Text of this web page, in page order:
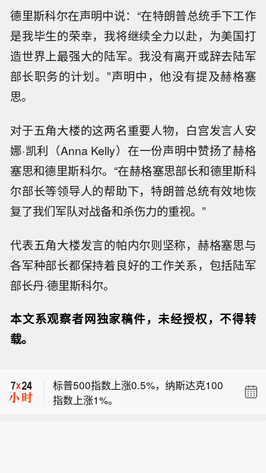
德里斯科尔在声明中说：“在特朗普总统手下工作
是我毕生的荣幸，我将继续全力以赴，为美国打
造世界上最强大的陆军。我没有离开或辞去陆军
部长职务的计划。”声明中，他没有提及赫格塞
思。
对于五角大楼的这两名重要人物，白宫发言人安
娜·凯利（Anna Kelly）在一份声明中赞扬了赫格
塞思和德里斯科尔。“在赫格塞思部长和德里斯科
尔部长等领导人的帮助下，特朗普总统有效地恢
复了我们军队对战备和杀伤力的重视。”
代表五角大楼发言的帕内尔则坚称，赫格塞思与
各军种部长都保持着良好的工作关系，包括陆军
部长丹·德里斯科尔。
本文系观察者网独家稿件，未经授权，不得转
载。
美国总统特朗普主持美国矿业圆桌会议
乌克兰在过去两天打击黑海和亚速海上
的6艘俄罗斯船只，俄罗斯武装部队当
标普500指数上涨0.5%，纳斯达克100
指数上涨1%。